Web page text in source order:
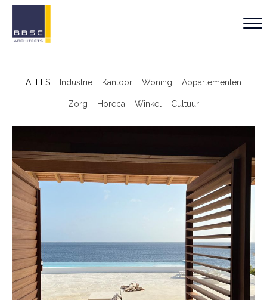
ALLES Industrie Kantoor Woning Appartementen
Zorg Horeca Winkel Cultuur